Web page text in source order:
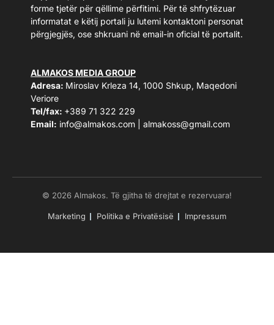
forme tjetër për qëllime përfitimi. Për të shfrytëzuar
informatat e këtij portali ju lutemi kontaktoni personat
përgjegjës, ose shkruani në email-in oficial të portalit.
ALMAKOS MEDIA GROUP
Adresa: Miroslav Krleza 14, 1000 Shkup, Maqedoni
Veriore
Tel/fax: +389 71 322 229
Email: info@almakos.com almakoss@gmail.com
© 2026 Almakos. Të gjitha të drejtat e rezervuara!
Marketing Politika e Privatësisë Impressum